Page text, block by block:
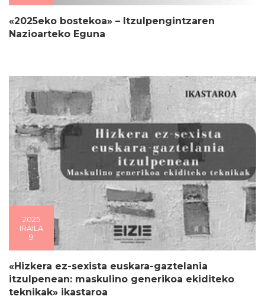
«2025eko bostekoa» – Itzulpengintzaren
Nazioarteko Eguna
2025
IRAILA
9
«Hizkera ez-sexista euskara-gaztelania
itzulpenean: maskulino generikoa ekiditeko
teknikak» ikastaroa